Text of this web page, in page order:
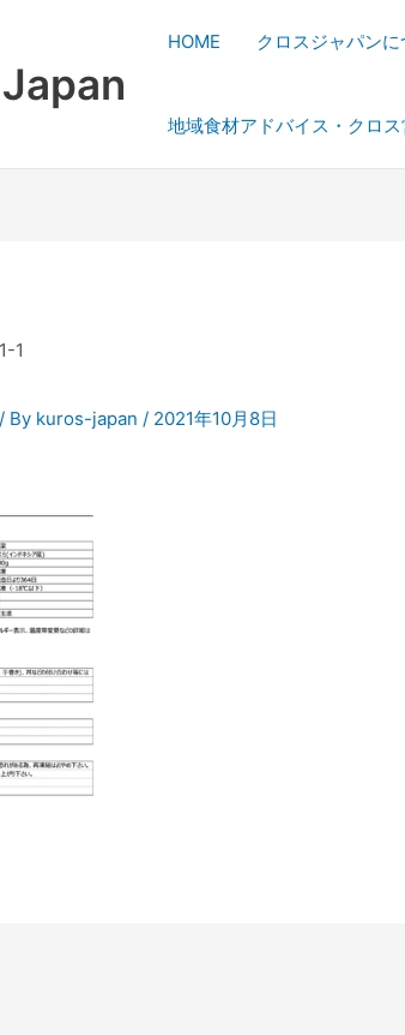
HOME クロスジャパンに
地域食材アドバイス・クロ
1
/ By kuros-japan/ 2021年10月8日